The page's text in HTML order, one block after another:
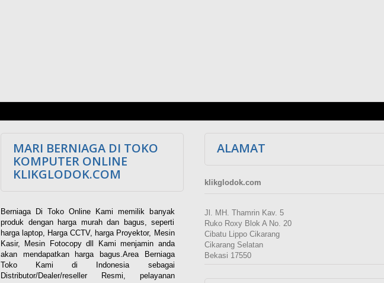
MARI BERNIAGA DI TOKO
KOMPUTER ONLINE
KLIKGLODOK.COM
Berniaga Di Toko Online Kami memilik banyak
produk dengan harga murah dan bagus, seperti
harga laptop, Harga CCTV, harga Proyektor, Mesin
Kasir, Mesin Fotocopy dll Kami menjamin anda
akan mendapatkan harga bagus.Area Berniaga
Toko Kami di Indonesia sebagai
Distributor/Dealer/reseller Resmi, pelayanan
ALAMAT
klikglodok.com
Jl. MH. Thamrin Kav. 5
Ruko Roxy Blok A No. 20
Cibatu Lippo Cikarang
Cikarang Selatan
Bekasi 17550